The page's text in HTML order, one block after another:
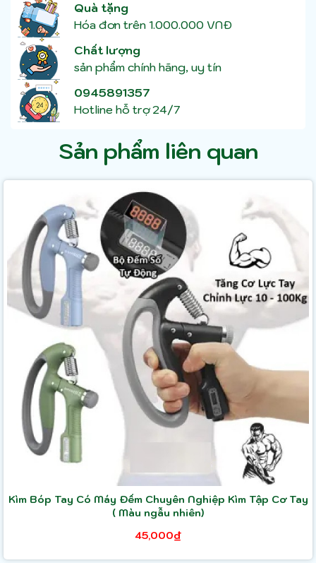
Quà tặng
Hóa đơn trên 1.000.000 VNĐ
Chất lượng
sản phẩm chính hãng, uy tín
0945891357
Hotline hỗ trợ 24/7
Sản phẩm liên quan
Kìm Bóp Tay Có Máy Đếm Chuyên Nghiệp Kìm Tập Cơ Tay
( Màu ngẫu nhiên)
45,000₫